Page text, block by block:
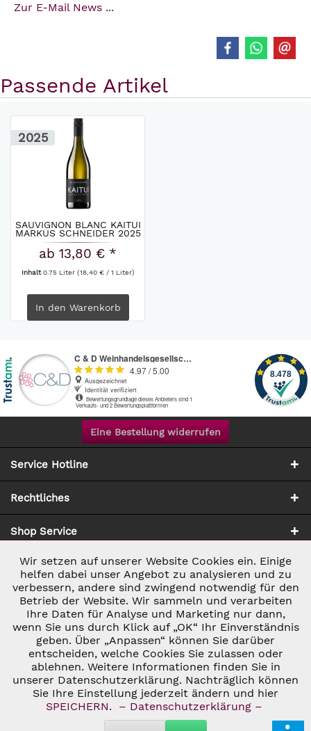
Zur E-Mail News ...
Passende Artikel
2025
SAUVIGNON BLANC KAITUI
MARKUS SCHNEIDER 2025
ab 13,80 € *
Inhalt0.75 Liter (18,40 € / 1 Liter)
In den Warenkorb
Eine Bestellung widerrufen
Service Hotline
Rechtliches
Shop Service
Zahlung & Versand
* ALLE PREISE INKL. GESETZL. UMSATZSTEUER ZZGL.
VERSANDKOSTEN UND GGF. NACHNAHMEGEBÜHREN, WENN NICHT
ANDERS BESCHRIEBEN
© 2026 C&D WEINHANDEL - ALL RIGHTS RESERVED. THEME BY
THEMEWARE®
Notwendig Aktiv
Marketing Inaktiv
Tracking Inaktiv
Personalisierung Inaktiv
Wir setzen auf unserer Website Cookies ein. Einige
helfen dabei unser Angebot zu analysieren und zu
verbessern, andere sind zwingend notwendig für den
Betrieb der Website. Wir sammeln und verarbeiten
Ihre Daten für Analyse und Marketing nur dann,
wenn Sie uns durch Klick auf „OK“ Ihr Einverständnis
geben. Über „Anpassen“ können Sie darüber
entscheiden, welche Cookies Sie zulassen oder
ablehnen. Weitere Informationen finden Sie in
unserer Datenschutzerklärung. Nachträglich können
Sie Ihre Einstellung jederzeit ändern und hier
SPEICHERN.
– Datenschutzerklärung –